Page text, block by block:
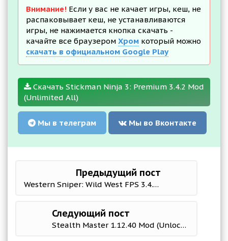
Внимание! Если у вас не качает игры, кеш, не
распаковывает кеш, не устанавливаются
игры, не нажимается кнопка скачать -
качайте все браузером Хром который можно
скачать в официальном Google Play
Скачать Stickman Ninja 3: Premium 3.4.2 Mod
(Unlimited All)
Мы в телеграм Мы во Вконтакте
Предыдущий пост
Western Sniper: Wild West FPS 3.4.2 Mod (Unlimited Cash)
Следующий пост
Stealth Master 1.12.40 Mod (Unlocked)